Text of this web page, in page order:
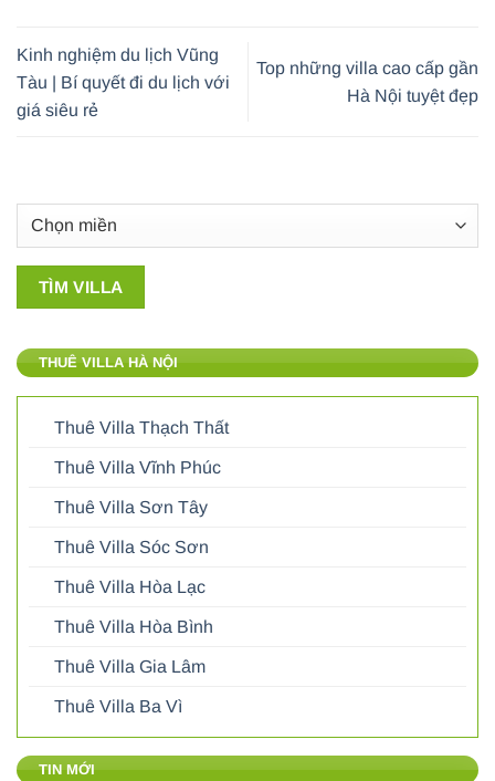
Kinh nghiệm du lịch Vũng
Tàu | Bí quyết đi du lịch với
giá siêu rẻ
Top những villa cao cấp gần
Hà Nội tuyệt đẹp
THUÊ VILLA HÀ NỘI
Thuê Villa Thạch Thất
Thuê Villa Vĩnh Phúc
Thuê Villa Sơn Tây
Thuê Villa Sóc Sơn
Thuê Villa Hòa Lạc
Thuê Villa Hòa Bình
Thuê Villa Gia Lâm
Thuê Villa Ba Vì
TIN MỚI